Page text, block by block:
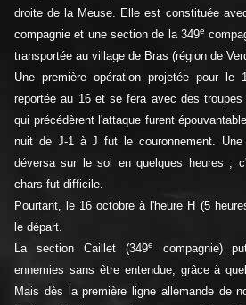
droite de la Meuse. Elle est constituée
compagnie et une section de la 349e
transportée au village de Bras (région de
Une première opération projetée pour
reportée au 16 et se fera avec des troupes
qui précédèrent l'attaque furent
nuit de J-1 à J fut le couronnement. Une
déversa sur le sol en quelques heures ;
chars fut difficile.
Pourtant, le 16 octobre à l'heure H (5
le départ.
La section Caillet (349e
compagnie)
ennemies sans être entendue, grâce à
Mais dès la première ligne allemande de